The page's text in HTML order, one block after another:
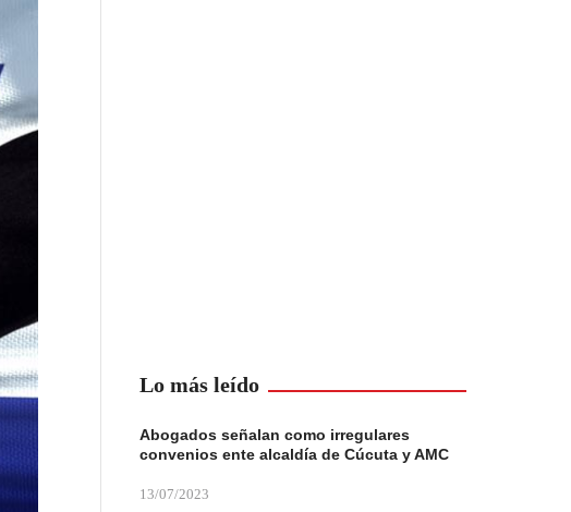
Lo más leído
Abogados señalan como irregulares
convenios ente alcaldía de Cúcuta y AMC
13/07/2023